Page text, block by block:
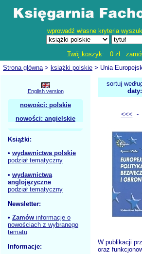
wprowadź własne kryteria
Twój koszyk: 0 zł
Strona główna> książki polskie > Unia
English version
nowości: polskie
nowości: angielskie
Książki:
• wydawnictwa polskie
podział tematyczny
• wydawnictwa
anglojęzyczne
podział tematyczny
Newsletter:
• Zamów informacje o
nowościach z wybranego
tematu
Informacje:
sortuj
daty:
<<< -
W publikacji
oraz